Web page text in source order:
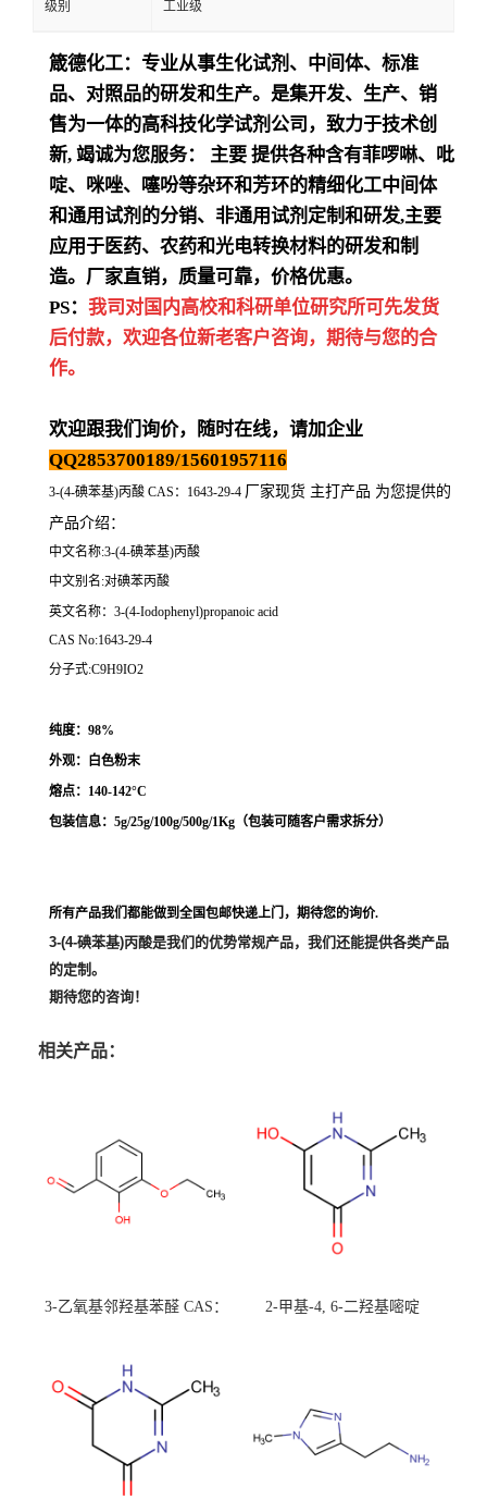
级别 工业级
箴德化工：专业从事生化试剂、中间体、标准
品、对照品的研发和生产。是集开发、生产、销
售为一体的高科技化学试剂公司，致力于技术创
新, 竭诚为您服务： 主要 提供各种含有菲啰啉、吡
啶、咪唑、噻吩等杂环和芳环的精细化工中间体
和通用试剂的分销、非通用试剂定制和研发,主要
应用于医药、农药和光电转换材料的研发和制
造。厂家直销，质量可靠，价格优惠。
PS： 我司对国内高校和科研单位研究所可先发货
后付款，欢迎各位新老客户咨询，期待与您的合
作。
欢迎跟我们询价，随时在线，请加企业
QQ2853700189/15601957116
3-(4-碘苯基)丙酸 CAS：1643-29-4 厂家现货 主打产品 为您提供的
产品介绍 ：
中文名称:3-(4-碘苯基)丙酸
中文别名:对碘苯丙酸
英文名称：3-(4-Iodophenyl)propanoic acid
CAS No:1643-29-4
分子式:C9H9IO2
纯度：98%
外观：白色粉末
熔点： 140-142°C
包装信息：5g/25g/100g/500g/1Kg（包装可随客户需求拆分）
所有产品我们都能做到全国包邮快递上门，期待您的询价.
3-(4-碘苯基)丙酸是我们的优势常规产品，我们还能提供各类产品
的定制。
期待您的咨询！
相关产品：
3-乙氧基邻羟基苯醛 CAS：
校可先用后付
2-甲基-4, 6-二羟基嘧啶